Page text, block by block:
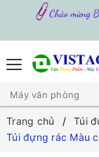
Trang chủ
Túi
Túi đựng rác Màu